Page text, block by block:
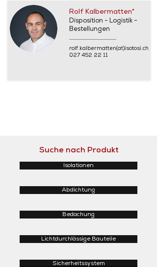
Rolf Kalbermatten*
Disposition - Logistik -
Bestellungen
rolf.kalbermatten(at)isotosi.ch
027 452 22 11
Suche nach Produkt
Isolationen
Abdichtung
Bedachung
Lichtdurchlässige Bauteile
Sicherheitssystem